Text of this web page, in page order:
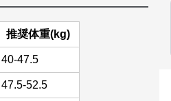
推奨体重(kg)
40-47.5
47.5-52.5